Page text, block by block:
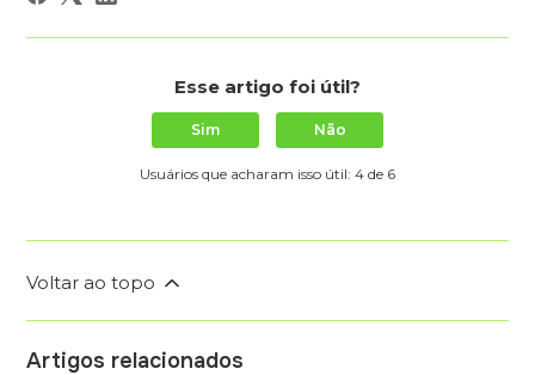
Esse artigo foi útil?
Sim Não
Usuários que acharam isso útil: 4 de 6
Voltar ao topo
Artigos relacionados